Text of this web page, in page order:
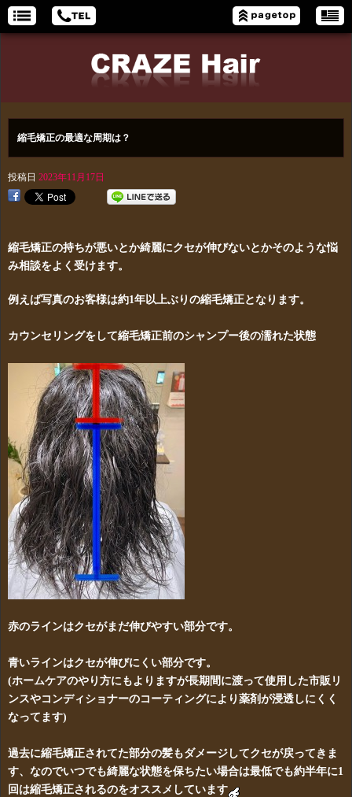
縮毛矯正の最適な周期は？
投稿日 2023年11月17日
縮毛矯正の持ちが悪いとか綺麗にクセが伸びないとかそのような悩
み相談をよく受けます。
例えば写真のお客様は約1年以上ぶりの縮毛矯正となります。
カウンセリングをして縮毛矯正前のシャンプー後の濡れた状態
赤のラインはクセがまだ伸びやすい部分です。
青いラインはクセが伸びにくい部分です。
(ホームケアのやり方にもよりますが長期間に渡って使用した市販リ
ンスやコンディショナーのコーティングにより薬剤が浸透しにくく
なってます)
過去に縮毛矯正されてた部分の髪もダメージしてクセが戻ってきま
す、なのでいつでも綺麗な状態を保ちたい場合は最低でも約半年に1
回は縮毛矯正されるのをオススメしています